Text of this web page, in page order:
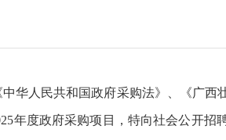
华人民共和国政府采购法》、《广
年度政府采购项目，特向社会公开招